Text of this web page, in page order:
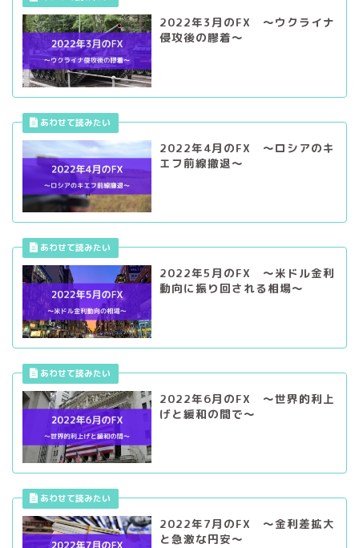
2022年3月のFX ～ウクライナ
侵攻後の膠着～
2022年4月のFX ～ロシアのキ
エフ前線撤退～
2022年5月のFX ～米ドル金利
動向に振り回される相場～
2022年6月のFX ～世界的利上
げと緩和の間で～
2022年7月のFX ～金利差拡大
と急激な円安～